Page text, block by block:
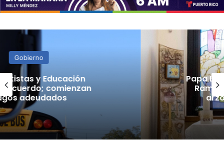
Papa León XIV nombra a Eusebio
Ramos Morales como nuevo
arzobispo de San Juan